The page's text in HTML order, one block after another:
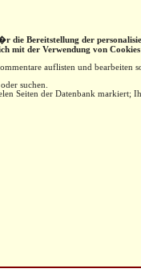
die Bereitstellung der
mit der Verwendung von
auflisten und bearbeiten
suchen.
Seiten der Datenbank markiert;